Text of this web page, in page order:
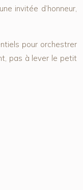
invitée d’honneur,
pour orchestrer
pas à lever le petit